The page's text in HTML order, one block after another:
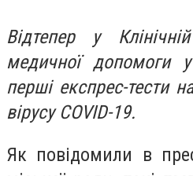
Відтепер у
медичної допомоги
перші експрес-тести
вірусу COVID-19.
Як повідомили в